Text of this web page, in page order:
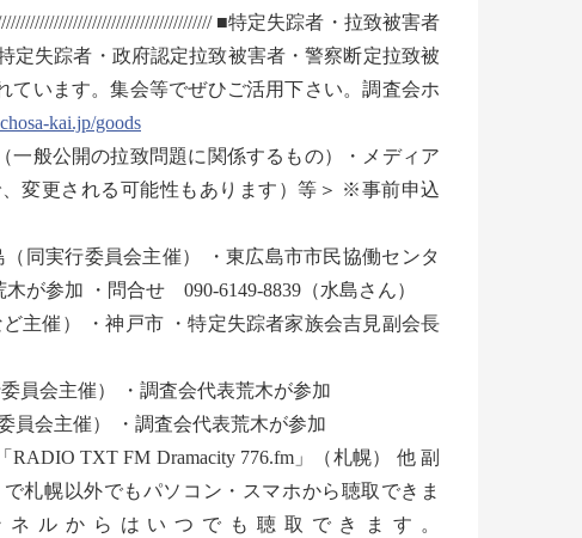
■特定失踪者・拉致被害者
定失踪者・政府認定拉致被害者・警察断定拉致被
います。集会等でぜひご活用下さい。調査会ホ
kai.jp/goods
一般公開の拉致問題に関係するもの）・メディア
変更される可能性もあります）等＞ ※事前申込
同実行委員会主催） ・東広島市市民協働センタ
が参加 ・問合せ 090-6149-8839（水島さん）
主催） ・神戸市 ・特定失踪者家族会吉見副会長
員会主催） ・調査会代表荒木が参加
員会主催） ・調査会代表荒木が参加
TXT FM Dramacity 776.fm」（札幌） 他 副
札幌以外でもパソコン・スマホから聴取できま
ネルからはいつでも聴取できます。